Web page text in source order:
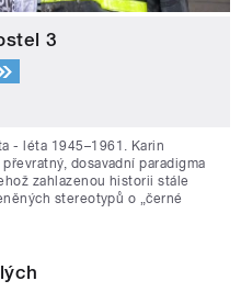
3
- léta 1945–1961. Karin
dosavadní paradigma
zahlazenou historii stále
stereotypů o „černé